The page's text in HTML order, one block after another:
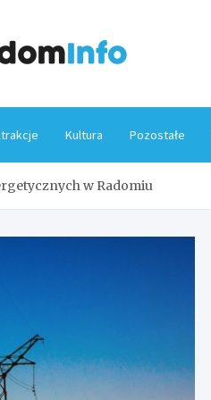
Kultura Pozostałe
w Radomiu